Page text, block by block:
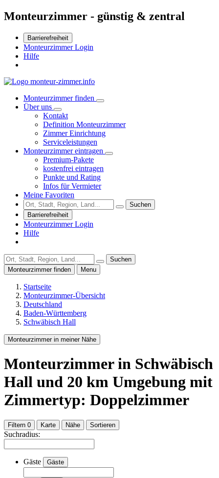
Monteurzimmer - günstig & zentral
Barrierefreiheit
Monteurzimmer Login
Hilfe
Monteurzimmer finden
Über uns
Kontakt
Definition Monteurzimmer
Zimmer Einrichtung
Serviceleistungen
Monteurzimmer eintragen
Premium-Pakete
kostenfrei eintragen
Punkte und Rating
Infos für Vermieter
Meine Favoriten
Suchen
Barrierefreiheit
Monteurzimmer Login
Hilfe
Suchen
Monteurzimmer finden
Menu
Startseite
Monteurzimmer-Übersicht
Deutschland
Baden-Württemberg
Schwäbisch Hall
Monteurzimmer in meiner Nähe
Monteurzimmer in Schwäbisch
Hall und 20 km Umgebung mit
Zimmertyp: Doppelzimmer
Filtern 0 Karte Nähe Sortieren
Suchradius:
Gäste Gäste